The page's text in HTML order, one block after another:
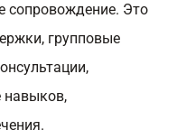
сопровождение. Это
групповые
навыков,